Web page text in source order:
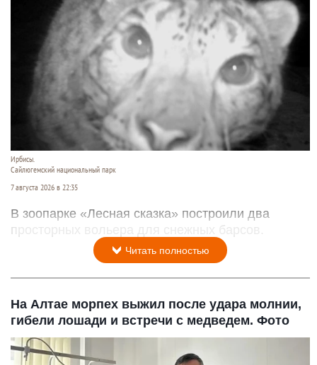
Ирбисы.
Сайлюгемский национальный парк
7 августа 2026 в 22:35
В зоопарке «Лесная сказка» построили два
просторных вольера для снежных барсов.
Читать полностью
На Алтае морпех выжил после удара молнии,
гибели лошади и встречи с медведем. Фото